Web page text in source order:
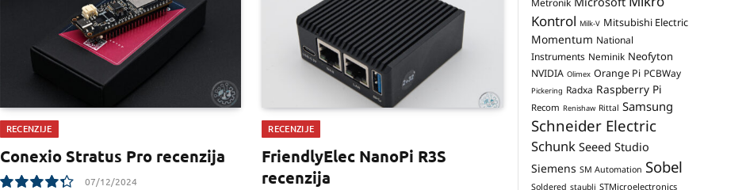
RECENZIJE
Conexio Stratus Pro recenzija
07/12/2024
RECENZIJE
FriendlyElec NanoPi R3S
recenzija
Metronik
Kontrol Milk-V Mitsubishi Electric
Momentum National
Instruments Neminik Neofyton
NVIDIA Olimex Orange Pi PCBWay
Pickering Radxa Raspberry Pi
Recom Renishaw Rittal Samsung
Schneider Electric
Schunk Seeed Studio
Siemens SM Automation Sobel
Soldered staubli STMicroelectronics